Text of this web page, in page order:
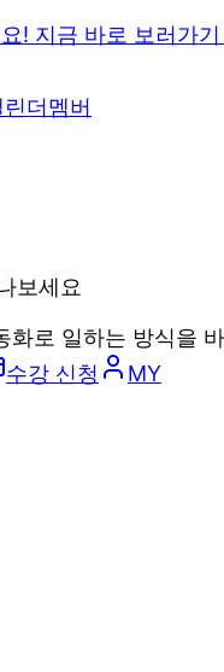
! 지금 바로 보러가
린더멤버
보세요
화로 일하는 방식을
수강 신청 MY